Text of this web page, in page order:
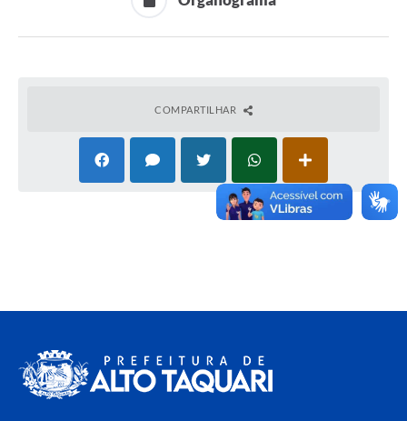
COMPARTILHAR